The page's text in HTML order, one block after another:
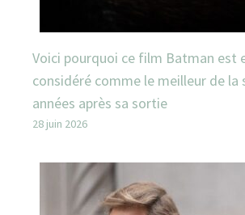
Voici pourquoi ce film Batman est
considéré comme le meilleur de la
années après sa sortie
28 juin 2026